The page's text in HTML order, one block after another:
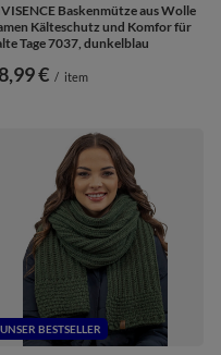
Baskenmütze aus Wolle
Kälteschutz und Komfor für
Tage 7037, dunkelblau
€ / item
UNSER BESTSELLER